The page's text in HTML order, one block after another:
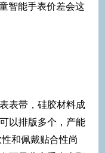
表带，硅胶材料成
以排版多个，产能
和佩戴贴合性尚